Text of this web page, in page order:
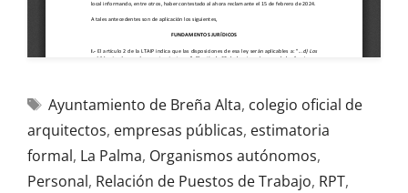
Ayuntamiento de Breña Alta, colegio oficial de
arquitectos, empresas públicas, estimatoria
formal, La Palma, Organismos autónomos,
Personal, Relación de Puestos de Trabajo, RPT,